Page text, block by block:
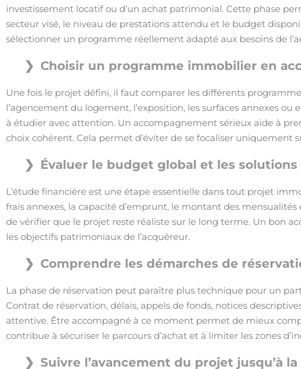
investissement locatif ou d’un achat patrimonial. Cette phase
secteur visé, le niveau de prestations attendu et le budget
sélectionner un programme réellement adapté aux besoins de
Choisir un programme immobilier en
Une fois le projet défini, il faut comparer les différents
l’agencement du logement, l’exposition, les surfaces annexes
à étudier avec attention. Un accompagnement sérieux aide à
choix cohérent. Cela permet d’éviter de se focaliser
Évaluer le budget global et les
L’étude financière est une étape essentielle dans tout projet
frais annexes, la capacité d’emprunt, le montant des
de vérifier que le projet reste réaliste sur le long terme. Un bon
les objectifs patrimoniaux de l’acquéreur.
Comprendre les démarches de
La phase de réservation peut paraître plus technique pour un
Contrat de réservation, délais, appels de fonds, notices
attentive. Être accompagné à ce moment permet de mieux
contribue à sécuriser le parcours d’achat et à limiter les zones
Suivre l’avancement du projet jusqu’à